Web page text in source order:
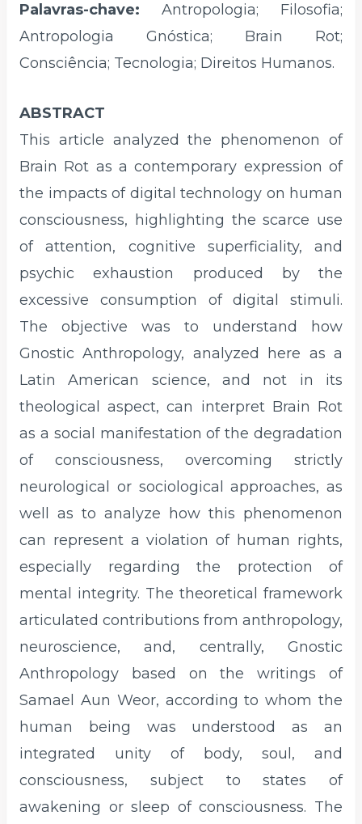
Palavras-chave: Antropologia; Filosofia;
Antropologia Gnóstica; Brain Rot;
Consciência; Tecnologia; Direitos Humanos.
ABSTRACT
This article analyzed the phenomenon of
Brain Rot as a contemporary expression of
the impacts of digital technology on human
consciousness, highlighting the scarce use
of attention, cognitive superficiality, and
psychic exhaustion produced by the
excessive consumption of digital stimuli.
The objective was to understand how
Gnostic Anthropology, analyzed here as a
Latin American science, and not in its
theological aspect, can interpret Brain Rot
as a social manifestation of the degradation
of consciousness, overcoming strictly
neurological or sociological approaches, as
well as to analyze how this phenomenon
can represent a violation of human rights,
especially regarding the protection of
mental integrity. The theoretical framework
articulated contributions from anthropology,
neuroscience, and, centrally, Gnostic
Anthropology based on the writings of
Samael Aun Weor, according to whom the
human being was understood as an
integrated unity of body, soul, and
consciousness, subject to states of
awakening or sleep of consciousness. The